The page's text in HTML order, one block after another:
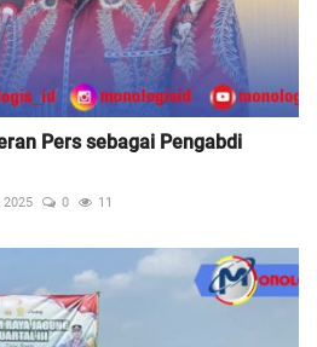
Pers sebagai Pengabdi
2025 0 11